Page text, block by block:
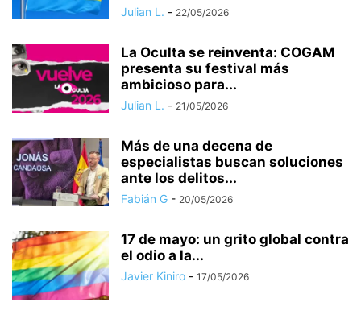
Julian L. - 22/05/2026
La Oculta se reinventa: COGAM
presenta su festival más
ambicioso para...
Julian L. - 21/05/2026
Más de una decena de
especialistas buscan soluciones
ante los delitos...
Fabián G - 20/05/2026
17 de mayo: un grito global contra
el odio a la...
Javier Kiniro - 17/05/2026